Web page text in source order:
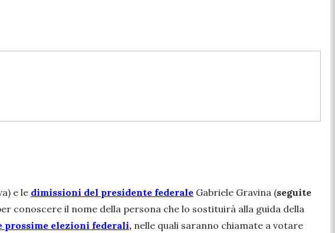
e le dimissioni del presidente federale Gabriele Gravina (seguite
conoscere il nome della persona che lo sostituirà alla guida della
elezioni federali, nelle quali saranno chiamate a votare